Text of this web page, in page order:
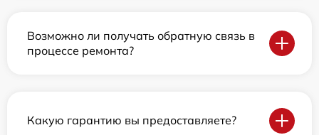
Возможно ли получать обратную связь в
процессе ремонта?
Какую гарантию вы предоставляете?